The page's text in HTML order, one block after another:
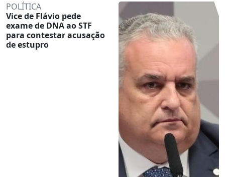
POLÍTICA
Vice de Flávio pede
exame de DNA ao STF
para contestar acusação
de estupro